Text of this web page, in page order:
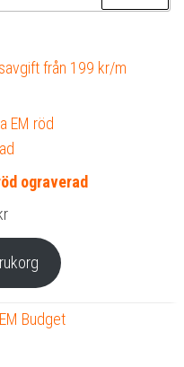
från 199 kr/m
ograverad